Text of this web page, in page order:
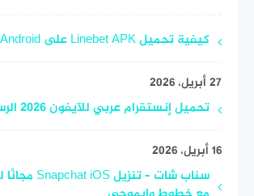
كيفية تحميل Linebet APK على Android خطوة بخطوة
27 أبريل، 2026
تحميل إنستقرام عربي للآيفون 2026 الرسمي اخر إصدار
16 أبريل، 2026